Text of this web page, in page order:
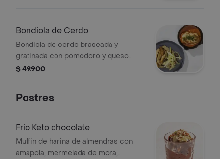
Bondiola de Cerdo
Bondiola de cerdo braseada y
gratinada con pomodoro y queso
acompañada de cascos de papa
$ 49.900
Postres
Frio Keto chocolate
Muffin de harina de almendras con
amapola, mermelada de mora,